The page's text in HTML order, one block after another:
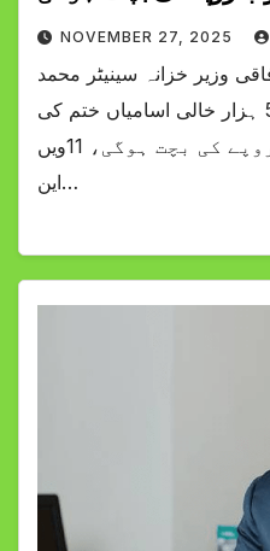
NOVEMBER 27, 2025
وزیر خزانہ سینیٹر محمد
اورنگزیب نے کہا ہے کہ 54 ہزار خالی اسامیاں ختم کی
گئی ہیں، سالانہ 56 ارب روپے کی بچت ہوگی، 11ویں
این…